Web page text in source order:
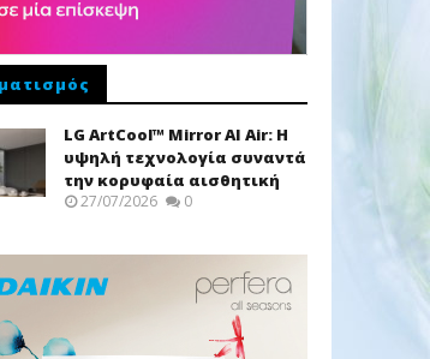
LG ArtCool™ Mirror AI Air: Η
υψηλή τεχνολογία συναντά
την κορυφαία αισθητική
27/07/2026 0